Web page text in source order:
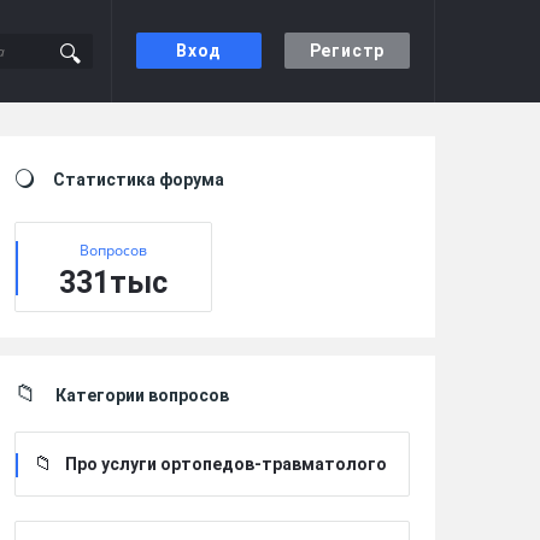
Вход Регистр
Статистика форума
Вопросов
331тыс
Категории вопросов
Про услуги ортопедов-травматолого